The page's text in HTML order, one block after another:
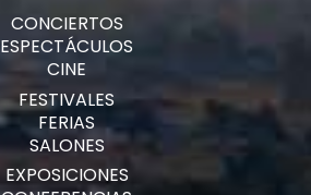
CONCIERTOS
ESPECTÁCULOS
CINE
FESTIVALES
FERIAS
SALONES
EXPOSICIONES